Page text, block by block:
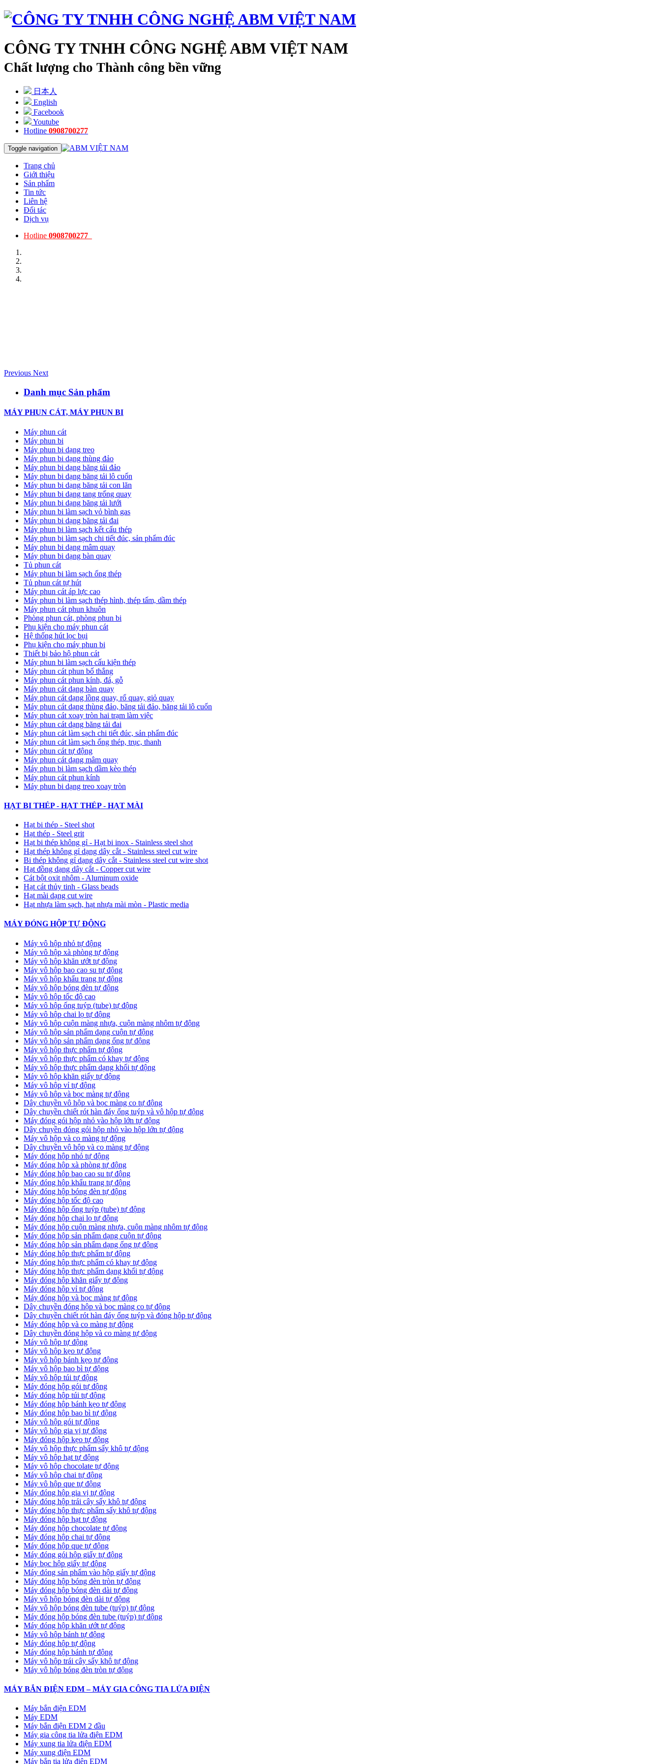
CÔNG TY TNHH CÔNG NGHỆ ABM VIỆT NAM
Chất lượng cho Thành công bền vững
日本人
English
Facebook
Youtube
Hotline 0908700277
Toggle navigation
Trang chủ
Giới thiệu
Sản phẩm
Tin tức
Liên hệ
Đối tác
Dịch vụ
Hotline 0908700277
Previous Next
Danh mục Sản phẩm
MÁY PHUN CÁT, MÁY PHUN BI
Máy phun cát
Máy phun bi
Máy phun bi dạng treo
Máy phun bi dạng thùng đảo
Máy phun bi dạng băng tải đảo
Máy phun bi dạng băng tải lô cuốn
Máy phun bi dạng băng tải con lăn
Máy phun bi dạng tang trống quay
Máy phun bi dạng băng tải lưới
Máy phun bi làm sạch vỏ bình gas
Máy phun bi dạng băng tải đai
Máy phun bi làm sạch kết cấu thép
Máy phun bi làm sạch chi tiết đúc, sản phẩm đúc
Máy phun bi dạng mâm quay
Máy phun bi dạng bàn quay
Tủ phun cát
Máy phun bi làm sạch ống thép
Tủ phun cát tự hút
Máy phun cát áp lực cao
Máy phun bi làm sạch thép hình, thép tấm, dầm thép
Máy phun cát phun khuôn
Phòng phun cát, phòng phun bi
Phụ kiện cho máy phun cát
Hệ thống hút lọc bụi
Phụ kiện cho máy phun bi
Thiết bị bảo hộ phun cát
Máy phun bi làm sạch cấu kiện thép
Máy phun cát phun bố thắng
Máy phun cát phun kính, đá, gỗ
Máy phun cát dạng bàn quay
Máy phun cát dạng lồng quay, rổ quay, giỏ quay
Máy phun cát dạng thùng đảo, băng tải đảo, băng tải lô cuốn
Máy phun cát xoay tròn hai trạm làm việc
Máy phun cát dạng băng tải đai
​Máy phun cát làm sạch chi tiết đúc, sản phẩm đúc
Máy phun cát làm sạch ống thép, trục, thanh
Máy phun cát tự động
​Máy phun cát dạng mâm quay
Máy phun bi làm sạch dầm kèo thép
Máy phun cát phun kính
Máy phun bi dạng treo xoay tròn
HẠT BI THÉP - HẠT THÉP - HẠT MÀI
Hạt bi thép - Steel shot
Hạt thép - Steel grit
Hạt bi thép không gỉ - Hạt bi inox - Stainless steel shot
Hạt thép không gỉ dạng dây cắt - Stainless steel cut wire
Bi thép không gỉ dạng dây cắt - Stainless steel cut wire shot
Hạt đồng dạng dây cắt - Copper cut wire
Cát bột oxit nhôm - Aluminum oxide
Hạt cát thủy tinh - Glass beads
Hạt mài dạng cut wire
Hạt nhựa làm sạch, hạt nhựa mài mòn - Plastic media
MÁY ĐÓNG HỘP TỰ ĐỘNG
Máy vô hộp nhỏ tự động
Máy vô hộp xà phòng tự động
Máy vô hộp khăn ướt tự động
Máy vô hộp bao cao su tự động
Máy vô hộp khẩu trang tự động
Máy vô hộp bóng đèn tự động
Máy vô hộp tốc độ cao
Máy vô hộp ống tuýp (tube) tự động
Máy vô hộp chai lọ tự động
Máy vô hộp cuộn màng nhựa, cuộn màng nhôm tự động
Máy vô hộp sản phẩm dạng cuộn tự động
Máy vô hộp sản phẩm dạng ống tự động
Máy vô hộp thực phẩm tự động
Máy vô hộp thực phẩm có khay tự động
Máy vô hộp thực phẩm dạng khối tự động
Máy vô hộp khăn giấy tự động
Máy vô hộp vỉ tự động
Máy vô hộp và bọc màng tự động
Dây chuyền vô hộp và bọc màng co tự động
Dây chuyền chiết rót hàn đáy ống tuýp và vô hộp tự động
Máy đóng gói hộp nhỏ vào hộp lớn tự động
Dây chuyền đóng gói hộp nhỏ vào hộp lớn tự động
Máy vô hộp và co màng tự động
Dây chuyền vô hộp và co màng tự động
Máy đóng hộp nhỏ tự động
Máy đóng hộp xà phòng tự động
Máy đóng hộp bao cao su tự động
Máy đóng hộp khẩu trang tự động
Máy đóng hộp bóng đèn tự động
Máy đóng hộp tốc độ cao
Máy đóng hộp ống tuýp (tube) tự động
Máy đóng hộp chai lọ tự động
Máy đóng hộp cuộn màng nhựa, cuộn màng nhôm tự động
Máy đóng hộp sản phẩm dạng cuộn tự động
Máy đóng hộp sản phẩm dạng ống tự động
Máy đóng hộp thực phẩm tự động
Máy đóng hộp thực phẩm có khay tự động
Máy đóng hộp thực phẩm dạng khối tự động
Máy đóng hộp khăn giấy tự động
Máy đóng hộp vỉ tự động
Máy đóng hộp và bọc màng tự động
Dây chuyền đóng hộp và bọc màng co tự động
Dây chuyền chiết rót hàn đáy ống tuýp và đóng hộp tự động
Máy đóng hộp và co màng tự động
Dây chuyền đóng hộp và co màng tự động
Máy vô hộp tự động
Máy vô hộp kẹo tự động
Máy vô hộp bánh kẹo tự động
Máy vô hộp bao bì tự động
Máy vô hộp túi tự động
Máy đóng hộp gói tự động
Máy đóng hộp túi tự động
Máy đóng hộp bánh kẹo tự động
Máy đóng hộp bao bì tự động
Máy vô hộp gói tự động
Máy vô hộp gia vị tự động
Máy đóng hộp kẹo tự động
Máy vô hộp thực phẩm sấy khô tự động
Máy vô hộp hạt tự động
Máy vô hộp chocolate tự động
Máy vô hộp chai tự động
Máy vô hộp que tự động
Máy đóng hộp gia vị tự động
Máy đóng hộp trái cây sấy khô tự động
Máy đóng hộp thực phẩm sấy khô tự động
Máy đóng hộp hạt tự động
Máy đóng hộp chocolate tự động
Máy đóng hộp chai tự động
Máy đóng hộp que tự động
Máy đóng gói hộp giấy tự động
Máy bọc hộp giấy tự động
Máy đóng sản phẩm vào hộp giấy tự động
Máy đóng hộp bóng đèn tròn tự động
Máy đóng hộp bóng đèn dài tự động
Máy vô hộp bóng đèn dài tự động
Máy vô hộp bóng đèn tube (tuýp) tự động
Máy đóng hộp bóng đèn tube (tuýp) tự động
Máy đóng hộp khăn ướt tự động
Máy vô hộp bánh tự động
Máy đóng hộp tự động
Máy đóng hộp bánh tự động
Máy vô hộp trái cây sấy khô tự động
Máy vô hộp bóng đèn tròn tự động
MÁY BẮN ĐIỆN EDM – MÁY GIA CÔNG TIA LỬA ĐIỆN
Máy bắn điện EDM
Máy EDM
Máy bắn điện EDM 2 đầu
Máy gia công tia lửa điện EDM
Máy xung tia lửa điện EDM
Máy xung điện EDM
Máy bắn tia lửa điện EDM